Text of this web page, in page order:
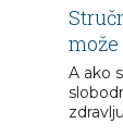
A ako